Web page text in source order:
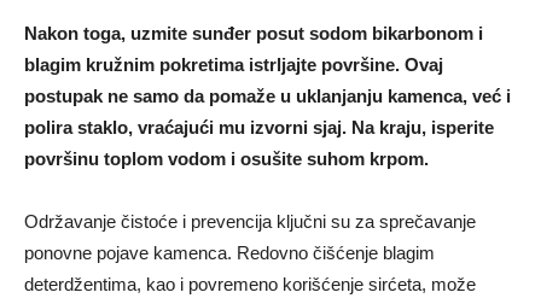
Nakon toga, uzmite sunđer posut sodom bikarbonom i
blagim kružnim pokretima istrljajte površine. Ovaj
postupak ne samo da pomaže u uklanjanju kamenca, već i
polira staklo, vraćajući mu izvorni sjaj. Na kraju, isperite
površinu toplom vodom i osušite suhom krpom.
Održavanje čistoće i prevencija ključni su za sprečavanje
ponovne pojave kamenca. Redovno čišćenje blagim
deterdžentima, kao i povremeno korišćenje sirćeta, može